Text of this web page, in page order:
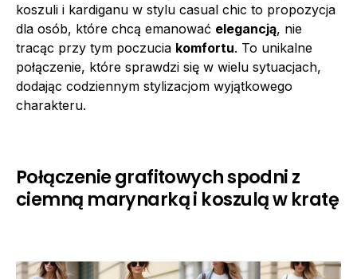
koszuli i kardiganu w stylu casual chic to propozycja
dla osób, które chcą emanować elegancją, nie
tracąc przy tym poczucia komfortu. To unikalne
połączenie, które sprawdzi się w wielu sytuacjach,
dodając codziennym stylizacjom wyjątkowego
charakteru.
Połączenie grafitowych spodni z
ciemną marynarką i koszulą w kratę